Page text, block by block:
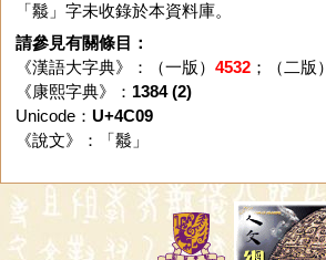
「䰉」字未收錄於本資料庫。
請參見有關條目：
《漢語大字典》：（一版） 4532；（二版）
《康熙字典》： 1384 (2)
Unicode： U+4C09
《說文》：「 䰉」